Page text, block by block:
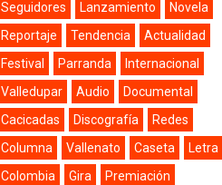
Seguidores
Lanzamiento
Novela
Reportaje
Tendencia
Actualidad
Festival
Parranda
Internacional
Valledupar
Audio
Documental
Cacicadas
Discografía
Redes
Columna
Vallenato Caseta
Letra
Colombia
Gira
Premiación